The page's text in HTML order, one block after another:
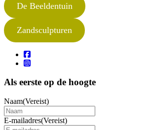
De Beeldentuin
Zandsculpturen
Als eerste op de hoogte
Naam(Vereist)
E-mailadres(Vereist)